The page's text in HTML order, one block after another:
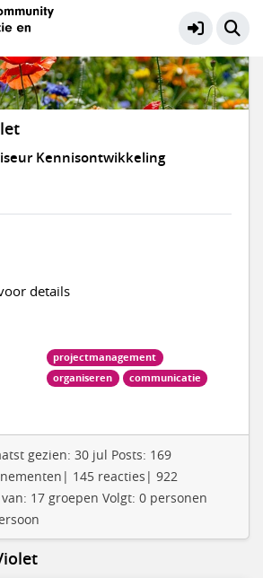
Kennisontwikkeling
details
projectmanagement
organiseren
communicatie
gezien: 30 jul Posts: 169
145 reacties| 922
17 groepen Volgt: 0 personen